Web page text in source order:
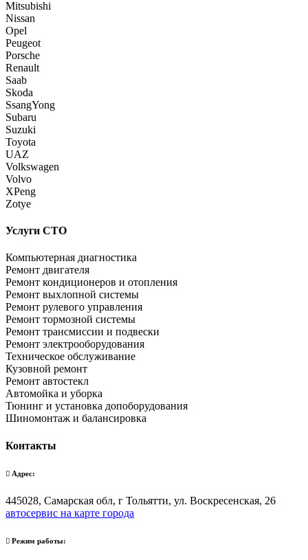
Mitsubishi
Nissan
Opel
Peugeot
Porsche
Renault
Saab
Skoda
SsangYong
Subaru
Suzuki
Toyota
UAZ
Volkswagen
Volvo
XPeng
Zotye
Услуги СТО
Компьютерная диагностика
Ремонт двигателя
Ремонт кондиционеров и отопления
Ремонт выхлопной системы
Ремонт рулевого управления
Ремонт тормозной системы
Ремонт трансмиссии и подвески
Ремонт электрооборудования
Техническое обслуживание
Кузовной ремонт
Ремонт автостекл
Автомойка и уборка
Тюнинг и установка допоборудования
Шиномонтаж и балансировка
Контакты
Адрес:
445028, Самарская обл, г Тольятти, ул. Воскресенская, 26
автосервис на карте города
Режим работы: